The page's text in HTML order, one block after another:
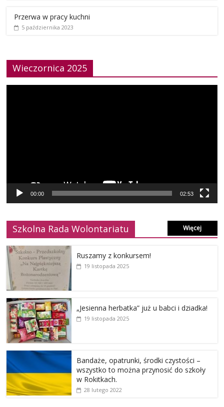
Przerwa w pracy kuchni
5 października 2023
Wieczornica 2025
00:00 02:53
Szkolna Rada Wolontariatu Więcej
Ruszamy z konkursem!
19 listopada 2025
„Jesienna herbatka” już u babci i dziadka!
19 listopada 2025
Bandaże, opatrunki, środki czystości –
wszystko to można przynosić do szkoły
w Rokitkach.
28 lutego 2022